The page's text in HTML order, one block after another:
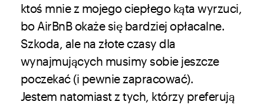
ktoś mnie z mojego ciepłego kąta wyrzuci,
bo AirBnB okaże się bardziej opłacalne.
Szkoda, ale na złote czasy dla
wynajmujących musimy sobie jeszcze
poczekać (i pewnie zapracować).
Jestem natomiast z tych, którzy preferują